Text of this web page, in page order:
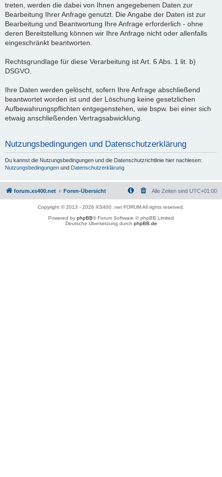
treten, werden die dabei von Ihnen angegebenen Daten zur
Bearbeitung Ihrer Anfrage genutzt. Die Angabe der Daten ist zur
Bearbeitung und Beantwortung Ihre Anfrage erforderlich - ohne
deren Bereitstellung können wir Ihre Anfrage nicht oder allenfalls
eingeschränkt beantworten.
Rechtsgrundlage für diese Verarbeitung ist Art. 6 Abs. 1 lit. b)
DSGVO.
Ihre Daten werden gelöscht, sofern Ihre Anfrage abschließend
beantwortet worden ist und der Löschung keine gesetzlichen
Aufbewahrungspflichten entgegenstehen, wie bspw. bei einer sich
etwaig anschließenden Vertragsabwicklung.
Nutzungsbedingungen und Datenschutzerklärung
Du kannst die Nutzungsbedingungen und die Datenschutzrichtlinie hier nachlesen:
Nutzungsbedingungen und Datenschutzerklärung
forum.xs400.net Foren-Übersicht Alle Zeiten sind UTC+01:00
Copyright © 2013 - 2026 XS400 .net FORUM All rights reserved.
Powered by phpBB® Forum Software © phpBB Limited
Deutsche Übersetzung durch phpBB.de